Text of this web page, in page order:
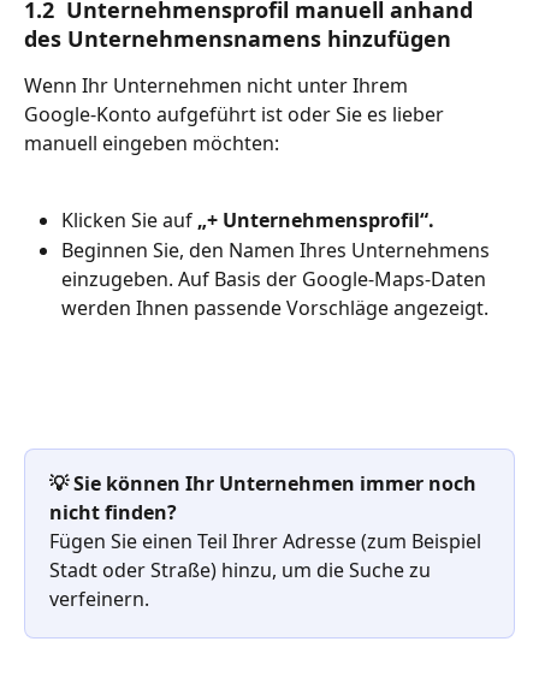
1.2  Unternehmensprofil manuell anhand
des Unternehmensnamens hinzufügen
Wenn Ihr Unternehmen nicht unter Ihrem
Google‑Konto aufgeführt ist oder Sie es lieber
manuell eingeben möchten:
Klicken Sie auf „+ Unternehmensprofil“.
Beginnen Sie, den Namen Ihres Unternehmens
einzugeben. Auf Basis der Google‑Maps‑Daten
werden Ihnen passende Vorschläge angezeigt.
💡 Sie können Ihr Unternehmen immer noch
nicht finden?
Fügen Sie einen Teil Ihrer Adresse (zum Beispiel
Stadt oder Straße) hinzu, um die Suche zu
verfeinern.